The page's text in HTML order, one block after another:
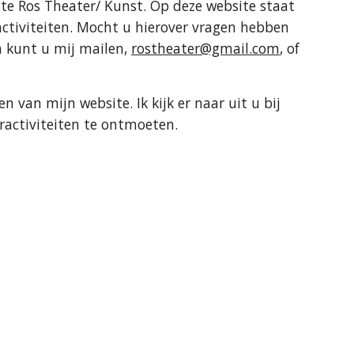
Ros Theater/ Kunst. Op deze website staat
Mocht u hierover vragen hebben
kunt u mij mailen, rostheater@gmail.com, of
van mijn website. Ik kijk er naar uit u bij
te ontmoeten.